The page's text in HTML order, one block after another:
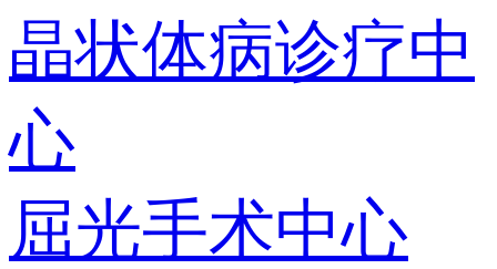
晶状体病诊疗中
心
屈光手术中心